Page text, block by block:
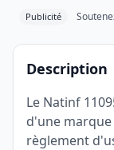
Publicité
Description
Le Natinf
d'une
règlement